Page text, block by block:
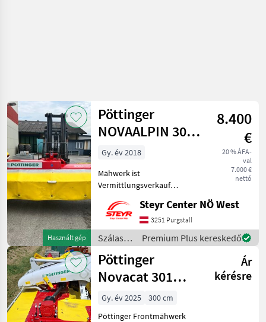
Használt gép
Pöttinger
NOVAALPIN 301
B
Scheibenmäher
8.400
€
20 % ÁFA-
val
7.000 €
nettó
Gy. év 2018
Mähwerk ist
Vermittlungsverkauf
hydr. Seitenschutzklappung
Anbau für Metrac 540 U/min
rechtsdrehend
Szálastakarm
Steyr Center NÖ West
3251 Purgstall
Szálastakarmány
betakarítók
/
Pöttinger
Premium Plus kereskedő
Pöttinger
Novacat 301
Alpha Motion
Master
Ár
kérésre
Gy. év 2025
300 cm
Pöttinger Frontmähwerk